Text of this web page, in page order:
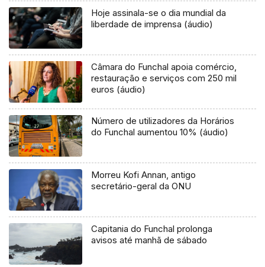
Hoje assinala-se o dia mundial da
liberdade de imprensa (áudio)
Câmara do Funchal apoia comércio,
restauração e serviços com 250 mil
euros (áudio)
Número de utilizadores da Horários
do Funchal aumentou 10% (áudio)
Morreu Kofi Annan, antigo
secretário-geral da ONU
Capitania do Funchal prolonga
avisos até manhã de sábado